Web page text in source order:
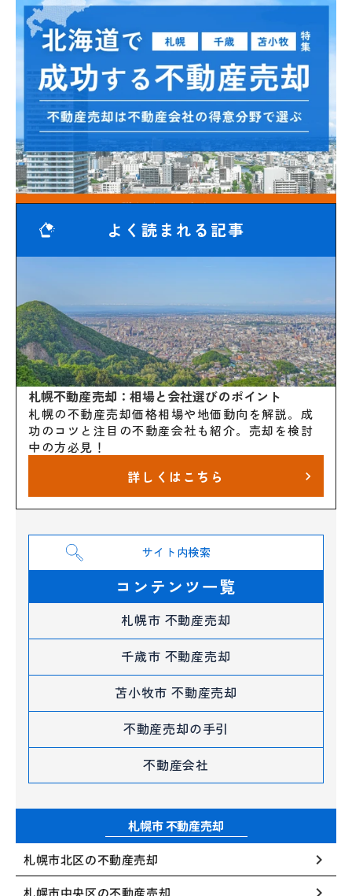
よく読まれる記事
札幌不動産売却：相場と会社選びのポイント
札幌の不動産売却価格相場や地価動向を解説。成
功のコツと注目の不動産会社も紹介。売却を検討
中の方必見！
詳しくはこちら keyboard_arrow_right
⁨⁩サイト内検索
コンテンツ一覧
札幌市 不動産売却
千歳市 不動産売却
苫小牧市 不動産売却
不動産売却の手引
不動産会社
札幌市 不動産売却
札幌市北区の不動産売却 keyboard_arrow_right
札幌市中央区の不動産売却